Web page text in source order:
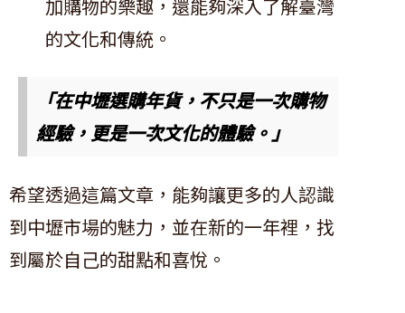
加購物的樂趣，還能夠深入了解臺灣
的文化和傳統。
「在中壢選購年貨，不只是一次購物
經驗，更是一次文化的體驗。」
希望透過這篇文章，能夠讓更多的人認識
到中壢市場的魅力，並在新的一年裡，找
到屬於自己的甜點和喜悅。